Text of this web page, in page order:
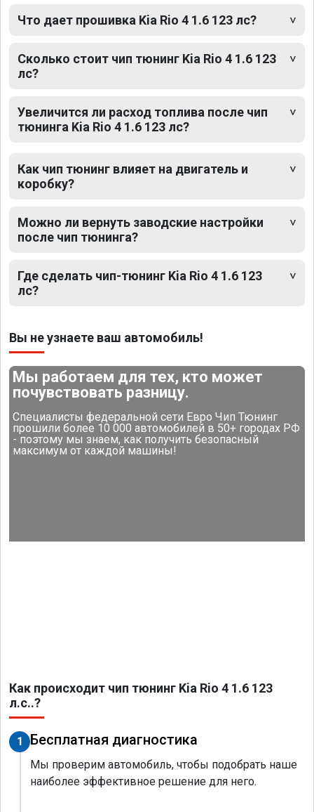
Что дает прошивка Kia Rio 4 1.6 123 лс?
Сколько стоит чип тюнинг Kia Rio 4 1.6 123
лс?
Увеличится ли расход топлива после чип
тюнинга Kia Rio 4 1.6 123 лс?
Как чип тюнинг влияет на двигатель и
коробку?
Можно ли вернуть заводские настройки
после чип тюнинга?
Где сделать чип-тюнинг Kia Rio 4 1.6 123
лс?
Вы не узнаете ваш автомобиль!
Мы работаем для тех, кто может
почувствовать разницу.
Специалисты федеральной сети Евро Чип Тюнинг
прошили более 10 000 автомобилей в 50+ городах РФ
- поэтому мы знаем, как получить безопасный
максимум от каждой машины!
Как происходит чип тюнинг Kia Rio 4 1.6 123
л.с..?
1 Бесплатная диагностика
Мы проверим автомобиль, чтобы подобрать наше
наиболее эффективное решение для него.